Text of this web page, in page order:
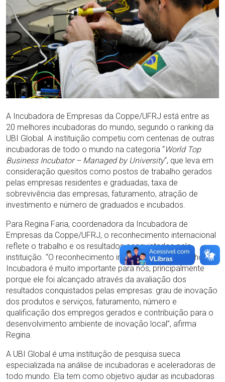
A Incubadora de Empresas da Coppe/UFRJ está entre as
20 melhores incubadoras do mundo, segundo o ranking da
UBI Global. A instituição competiu com centenas de outras
incubadoras de todo o mundo na categoria “World Top
Business Incubator – Managed by University“, que leva em
consideração quesitos como postos de trabalho gerados
pelas empresas residentes e graduadas, taxa de
sobrevivência das empresas, faturamento, atração de
investimento e número de graduados e incubados.
Para Regina Faria, coordenadora da Incubadora de
Empresas da Coppe/UFRJ, o reconhecimento internacional
reflete o trabalho e os resultados conquistados pela
instituição. “O reconhecimento internacional do trabalho da
Incubadora é muito importante para nós, principalmente
porque ele foi alcançado através da avaliação dos
resultados conquistados pelas empresas: grau de inovação
dos produtos e serviços, faturamento, número e
qualificação dos empregos gerados e contribuição para o
desenvolvimento ambiente de inovação local”, afirma
Regina.
A UBI Global é uma instituição de pesquisa sueca
especializada na análise de incubadoras e aceleradoras de
todo mundo. Ela tem como objetivo ajudar as incubadoras